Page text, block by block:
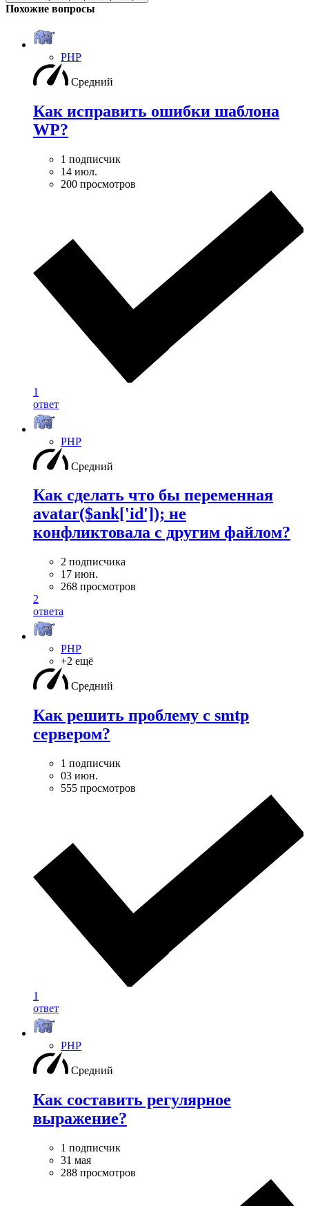
Похожие вопросы
PHP
Средний
Как исправить ошибки шаблона
WP?
1 подписчик
14 июл.
200 просмотров
1
ответ
PHP
Средний
Как сделать что бы переменная
avatar($ank['id']); не
конфликтовала с другим файлом?
2 подписчика
17 июн.
268 просмотров
2
ответа
PHP
+2 ещё
Средний
Как решить проблему с smtp
сервером?
1 подписчик
03 июн.
555 просмотров
1
ответ
PHP
Средний
Как составить регулярное
выражение?
1 подписчик
31 мая
288 просмотров